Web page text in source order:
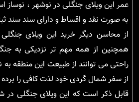
عمر این ویلای جنگلی در نوشهر ،
به صورت نقد و اقساط و دارای سند سند
از محاسن دیگر خرید این ویلای جنگلی
همچنین از همه مهم تر نزدیکی به
راحتی می توانند از طبیعت این منطقه به
از سفر شمال گردی خود لذت کافی را برده
قابل ذکر است که این ویلای جنگلی در